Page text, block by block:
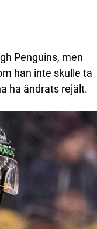
Penguins, men
han inte skulle ta
ha ändrats rejält.